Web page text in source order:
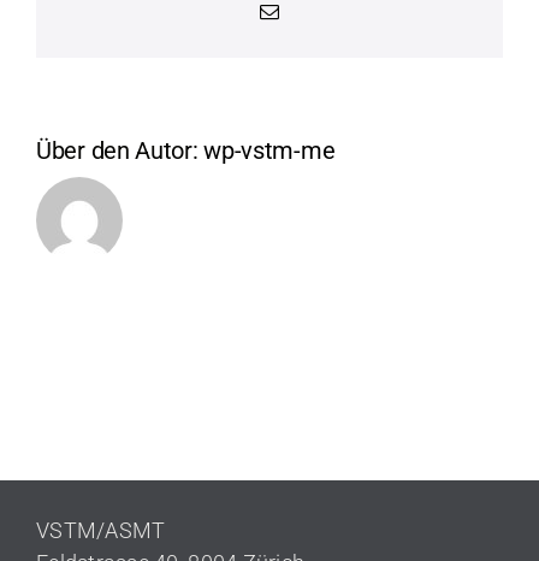
E-
Über den Autor:wp-vstm-me
VSTM/ASMT